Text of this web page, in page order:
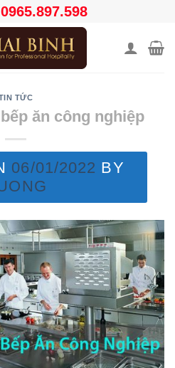
0965.897.598
TỨC
ăn công nghiệp
06/01/2022 BY